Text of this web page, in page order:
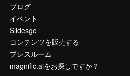
ブログ
イベント
Slidesgo
コンテンツを販売する
プレスルーム
magnific.aiをお探しですか？